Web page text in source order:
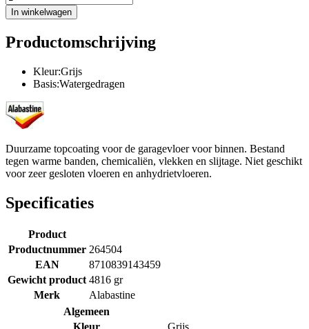
In winkelwagen
Productomschrijving
Kleur:Grijs
Basis:Watergedragen
Duurzame topcoating voor de garagevloer voor binnen. Bestand
tegen warme banden, chemicaliën, vlekken en slijtage. Niet geschikt
voor zeer gesloten vloeren en anhydrietvloeren.
Specificaties
Product
Productnummer 264504
EAN
8710839143459
Gewicht product 4816 gr
Merk
Alabastine
Algemeen
Kleur
Grijs